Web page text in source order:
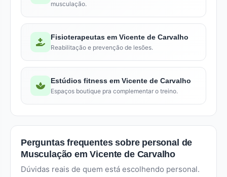
musculação.
Fisioterapeutas em Vicente de Carvalho
Reabilitação e prevenção de lesões.
Estúdios fitness em Vicente de Carvalho
Espaços boutique pra complementar o treino.
Perguntas frequentes sobre personal de
Musculação em Vicente de Carvalho
Dúvidas reais de quem está escolhendo personal.